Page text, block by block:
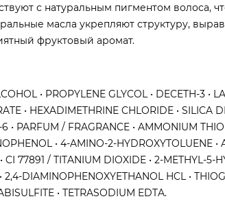
с натуральным пигментом волоса,
масла укрепляют структуру,
фруктовый аромат.
• PROPYLENE GLYCOL • DECETH-3 •
• HEXADIMETHRINE CHLORIDE • SILICA
• PARFUM / FRAGRANCE • AMMONIUM
• 4-AMINO-2-HYDROXYTOLUENE
77891 / TITANIUM DIOXIDE • 2-METHYL-
DIAMINOPHENOXYETHANOL HCL •
• TETRASODIUM EDTA.